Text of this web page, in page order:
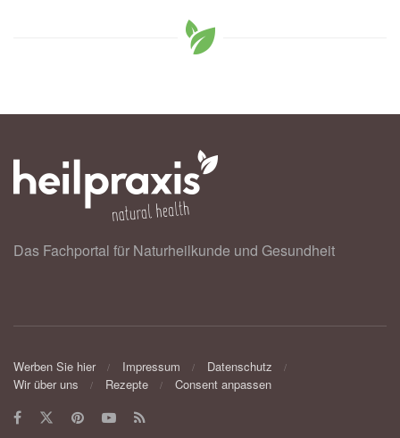
Das Fachportal für Naturheilkunde und Gesundheit
Werben Sie hier Impressum
Datenschutz
Wir über uns
Rezepte Consent anpassen